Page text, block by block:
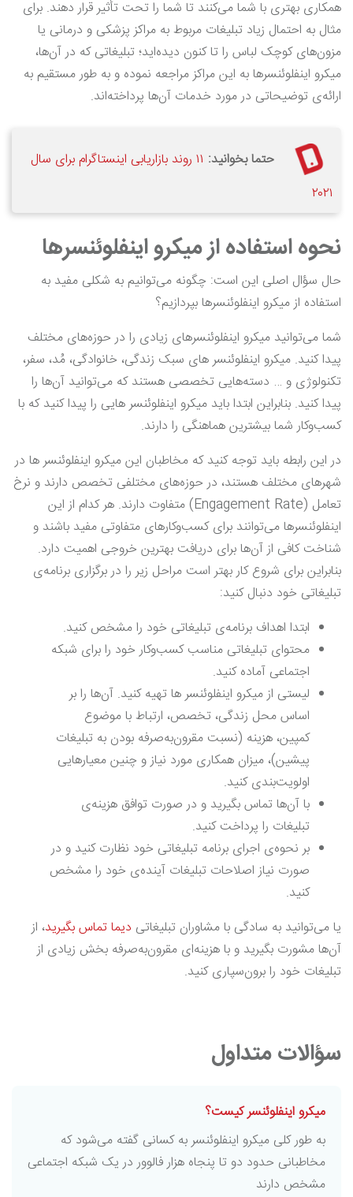
همکاری بهتری با شما می‌کنند تا شما را تحت تأثیر قرار دهند. برای
مثال به احتمال زیاد تبلیغات مربوط به مراکز پزشکی و درمانی یا
مزون‌های کوچک لباس را تا کنون دیده‌اید؛ تبلیغاتی که در آن‌ها،
میکرو اینفلوئنسرها به این مراکز مراجعه نموده و به طور مستقیم به
ارائه‌ی توضیحاتی در مورد خدمات آن‌ها پرداخته‌اند.
حتما بخوانید:
۱۱ روند بازاریابی اینستاگرام برای سال
۲‍۰۲۱
نحوه استفاده از میکرو اینفلوئنسرها
حال سؤال اصلی این است: چگونه می‌توانیم به شکلی مفید به
استفاده از میکرو اینفلوئنسرها بپردازیم؟
شما می‌توانید میکرو اینفلوئنسرهای زیادی را در حوزه‌های مختلف
پیدا کنید. میکرو اینفلوئنسر های سبک زندگی، خانوادگی، مُد، سفر،
تکنولوژی و … دسته‌هایی تخصصی هستند که می‌توانید آن‌ها را
پیدا کنید. بنابراین ابتدا باید میکرو اینفلوئنسر هایی را پیدا کنید که با
کسب‌وکار شما بیشترین هماهنگی را دارند.
در این رابطه باید توجه کنید که مخاطبان این میکرو اینفلوئنسر ها در
شهرهای مختلف هستند، در حوزه‌های مختلفی تخصص دارند و نرخ
تعامل (Engagement Rate) متفاوت دارند. هر کدام از این
اینفلوئنسرها می‌توانند برای کسب‌وکارهای متفاوتی مفید باشند و
شناخت کافی از آن‌ها برای دریافت بهترین خروجی اهمیت دارد.
بنابراین برای شروع کار بهتر است مراحل زیر را در برگزاری برنامه‌ی
تبلیغاتی خود دنبال کنید:
ابتدا اهداف برنامه‌ی تبلیغاتی خود را مشخص کنید.
محتوای تبلیغاتی مناسب کسب‌و‌کار خود را برای شبکه
اجتماعی آماده کنید.
لیستی از میکرو اینفلوئنسر ها تهیه کنید. آن‌ها را بر
اساس محل زندگی، تخصص، ارتباط با موضوع
کمپین، هزینه (نسبت مقرون‌به‌صرفه بودن به تبلیغات
پیشین)، میزان همکاری مورد نیاز و چنین معیارهایی
اولویت‌بندی کنید.
با آن‌ها تماس بگیرید و در صورت توافق هزینه‌ی
تبلیغات را پرداخت کنید.
بر نحوه‌ی اجرای برنامه تبلیغاتی خود نظارت کنید و در
صورت نیاز اصلاحات تبلیغات آینده‌ی خود را مشخص
کنید.
یا می‌توانید به سادگی با مشاوران تبلیغاتی دیماتماس بگیرید، از
آن‌ها مشورت بگیرید و با هزینه‌ای مقرون‌به‌صرفه بخش زیادی از
تبلیغات خود را برون‌سپاری کنید.
سؤالات متداول
میکرو اینفلوئنسر کیست؟
به طور کلی میکرو اینفلوئنسر به کسانی گفته می‌شود که
مخاطبانی حدود دو تا پنجاه هزار فالوور در یک شبکه اجتماعی
مشخص دارند